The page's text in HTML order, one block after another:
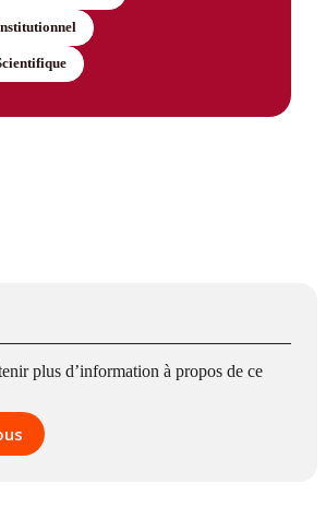
plus d’information à propos de ce